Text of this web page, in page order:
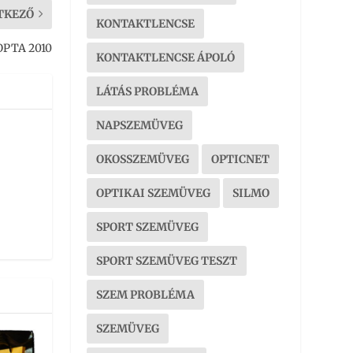
2010
KONTAKTLENCSE
KONTAKTLENCSE ÁPOLÓ
LÁTÁS PROBLÉMA
NAPSZEMÜVEG
OKOSSZEMÜVEG OPTICNET
OPTIKAI SZEMÜVEG SILMO
SPORT SZEMÜVEG
SPORT SZEMÜVEG TESZT
SZEM PROBLÉMA
SZEMÜVEG